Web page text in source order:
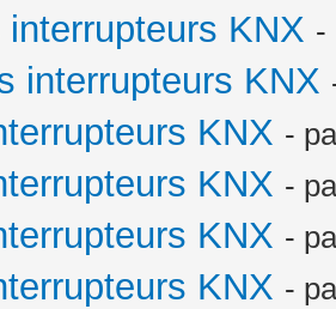
interrupteurs KNX -
interrupteurs KNX
KNX -
KNX -
KNX -
KNX -